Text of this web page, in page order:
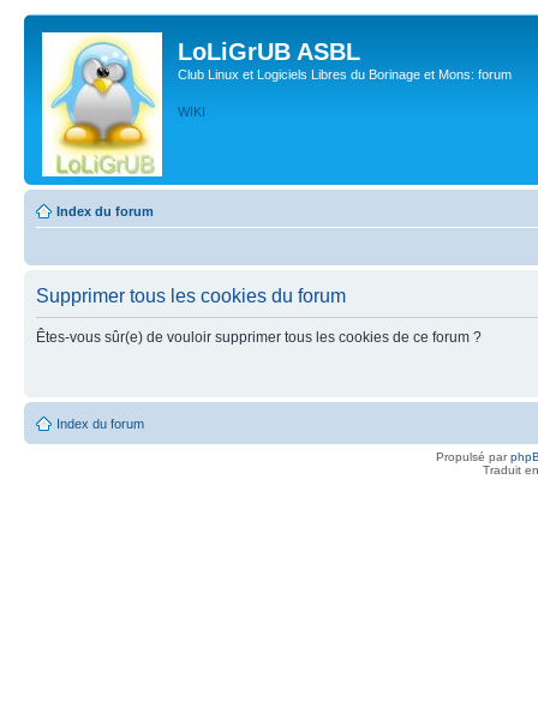
LoLiGrUB ASBL
Club Linux et Logiciels Libres du Borinage et Mons: forum
WIKI
Index du forum
Supprimer tous les cookies du forum
Êtes-vous sûr(e) de vouloir supprimer tous les cookies de ce forum ?
Index du forum
Propulsé par
Traduit